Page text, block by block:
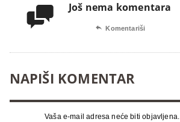
 Još nema komentara
 Komentariši
NAPIŠI KOMENTAR
Vaša e-mail adresa neće biti objavljena.